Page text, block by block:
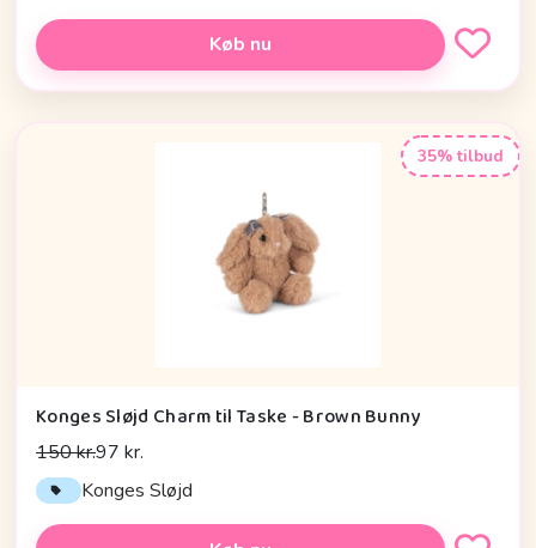
Køb nu
35% tilbud
Konges Sløjd Charm til Taske - Brown Bunny
150 kr.97 kr.
Konges Sløjd